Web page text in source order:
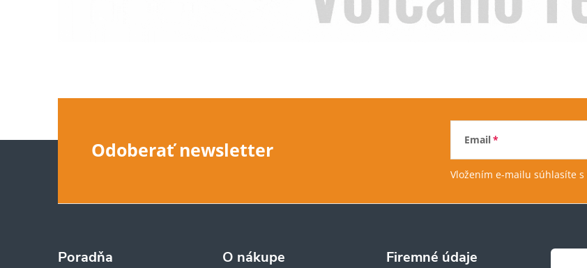
Odoberať newsletter Email
Vložením e-mailu súhlasíte s
Poradňa O nákupe Firemné údaje